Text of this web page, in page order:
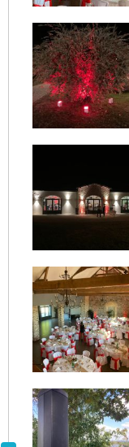
Prestation
le plus princier
Prestation
Beaulieu
Mariage @ Les
18/8/2021
Mariage @ Le
Mariage juillet
Presation
26/6/2021
Prestation
Wedding Awards
Prestation
Prestation
Presation